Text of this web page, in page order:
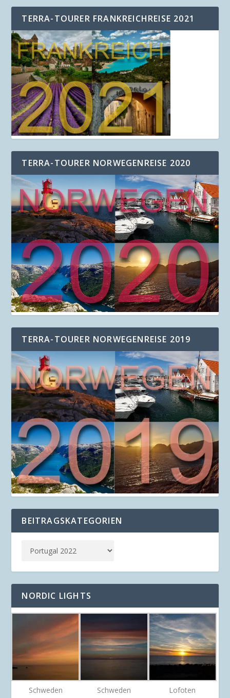
TERRA-TOURER FRANKREICHREISE 2021
TERRA-TOURER NORWEGENREISE 2020
TERRA-TOURER NORWEGENREISE 2019
BEITRAGSKATEGORIEN
NORDIC LIGHTS
Schweden Schweden Lofoten